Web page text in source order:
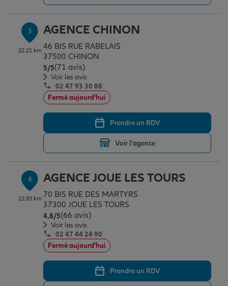
Garantie des accidents de la vie
Assurance scolaire
Protection juridique
Tous nos devis d'assurance
3
22.21 km
AGENCE CHINON
46 BIS RUE RABELAIS
37500 CHINON
5/5Note de 5 sur 5
(71 avis)
Voir les avis
02 47 93 30 88
Fermé aujourd'hui
Prendre un RDV
Voir l'agence
4
22.83 km
AGENCE JOUE LES TOURS
70 BIS RUE DES MARTYRS
37300 JOUE LES TOURS
4,8/5Note de 4.8 sur 5
(66 avis)
Voir les avis
02 47 44 24 90
Fermé aujourd'hui
Prendre un RDV